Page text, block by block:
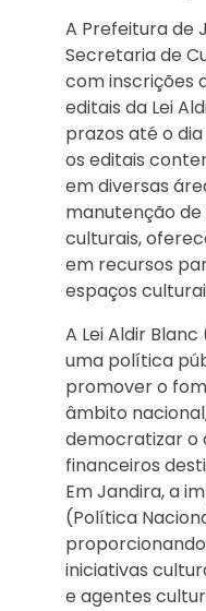
A Prefeitura de
Secretaria de
com inscrições
editais da Lei
prazos até o
os editais
em diversas
manutenção de
culturais,
em recursos
espaços
A Lei Aldir Blanc
uma política
promover o
âmbito
democratizar o
financeiros
Em Jandira, a
(Política
iniciativas
e agentes